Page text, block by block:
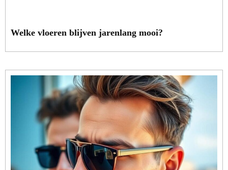
Welke vloeren blijven jarenlang mooi?